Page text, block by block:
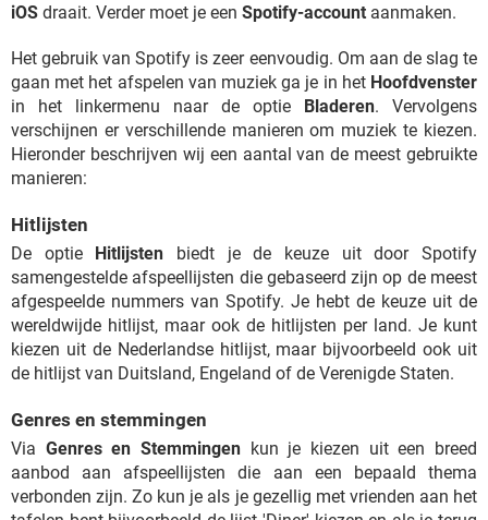
iOS draait. Verder moet je een Spotify-account aanmaken.
Het gebruik van Spotify is zeer eenvoudig. Om aan de slag te
gaan met het afspelen van muziek ga je in het Hoofdvenster
in het linkermenu naar de optie Bladeren. Vervolgens
verschijnen er verschillende manieren om muziek te kiezen.
Hieronder beschrijven wij een aantal van de meest gebruikte
manieren:
Hitlijsten
De optie Hitlijsten biedt je de keuze uit door Spotify
samengestelde afspeellijsten die gebaseerd zijn op de meest
afgespeelde nummers van Spotify. Je hebt de keuze uit de
wereldwijde hitlijst, maar ook de hitlijsten per land. Je kunt
kiezen uit de Nederlandse hitlijst, maar bijvoorbeeld ook uit
de hitlijst van Duitsland, Engeland of de Verenigde Staten.
Genres en stemmingen
Via Genres en Stemmingen kun je kiezen uit een breed
aanbod aan afspeellijsten die aan een bepaald thema
verbonden zijn. Zo kun je als je gezellig met vrienden aan het